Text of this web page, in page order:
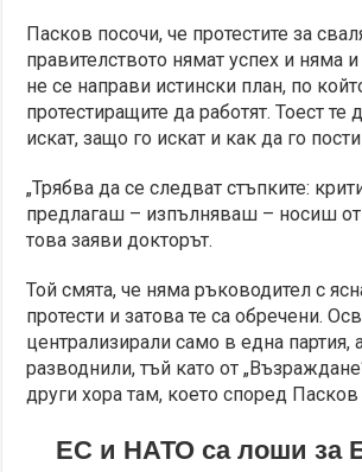
Пасков посочи, че протестите за
правителството нямат успех и няма
не се направи истински план, по
протестиращите да работят. Тоест те
искат, защо го искат и как да го
„Трябва да се следват стъпките:
предлагаш – изпълняваш – носиш
това заяви докторът.
Той смята, че няма ръководител с
протести и затова те са обречени.
централизирали само в една партия,
разводнили, тъй като от
други хора там, което според
ЕС и НАТО са лоши за